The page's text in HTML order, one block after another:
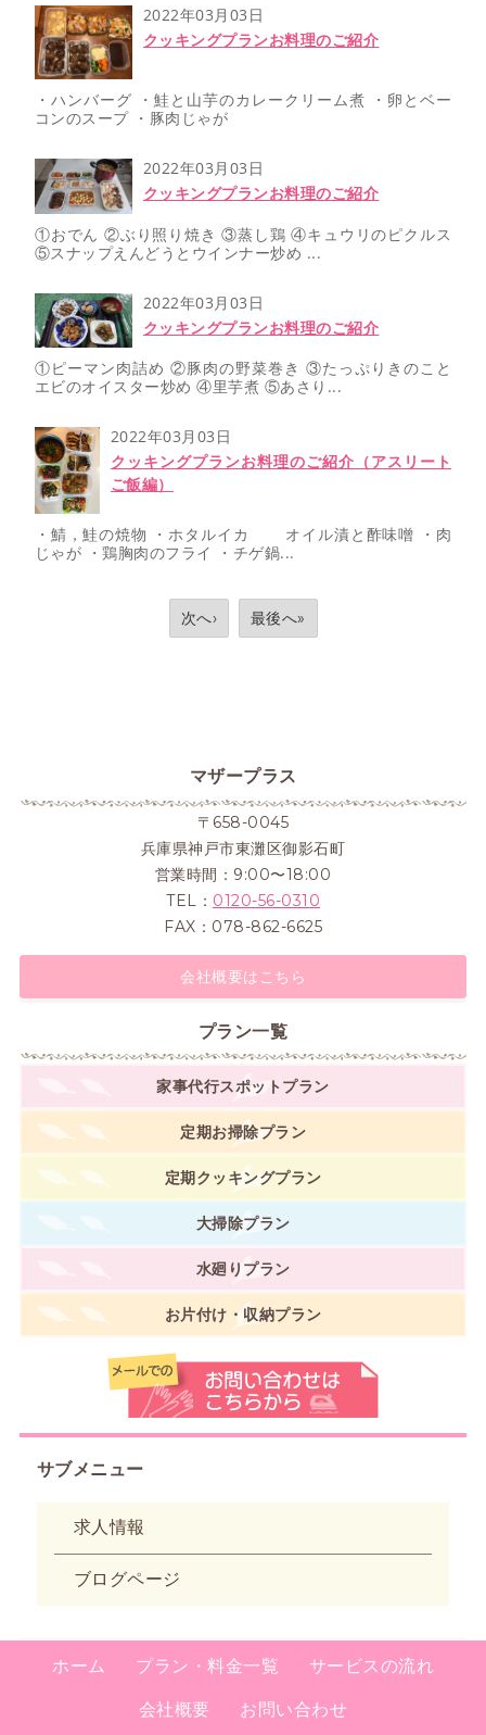
2022年03月03日
クッキングプランお料理のご紹介
・ハンバーグ ・鮭と山芋のカレークリーム煮 ・卵とベー
コンのスープ ・豚肉じゃが
2022年03月03日
クッキングプランお料理のご紹介
①おでん ②ぶり照り焼き ③蒸し鶏 ④キュウリのピクルス
⑤スナップえんどうとウインナー炒め ...
2022年03月03日
クッキングプランお料理のご紹介
①ピーマン肉詰め ②豚肉の野菜巻き ③たっぷりきのこと
エビのオイスター炒め ④里芋煮 ⑤あさり...
2022年03月03日
クッキングプランお料理のご紹介（アスリート
ご飯編）
・鯖，鮭の焼物 ・ホタルイカ オイル漬と酢味噌 ・肉
じゃが ・鶏胸肉のフライ ・チゲ鍋...
次へ› 最後へ»
マザープラス
〒658-0045
兵庫県神戸市東灘区御影石町
営業時間：9:00〜18:00
TEL： 0120-56-0310
FAX：078-862-6625
会社概要はこちら
プラン一覧
家事代行スポットプラン
定期お掃除プラン
定期クッキングプラン
大掃除プラン
水廻りプラン
お片付け・収納プラン
サブメニュー
求人情報
ブログページ
ホーム プラン・料金一覧 サービスの流れ
会社概要 お問い合わせ